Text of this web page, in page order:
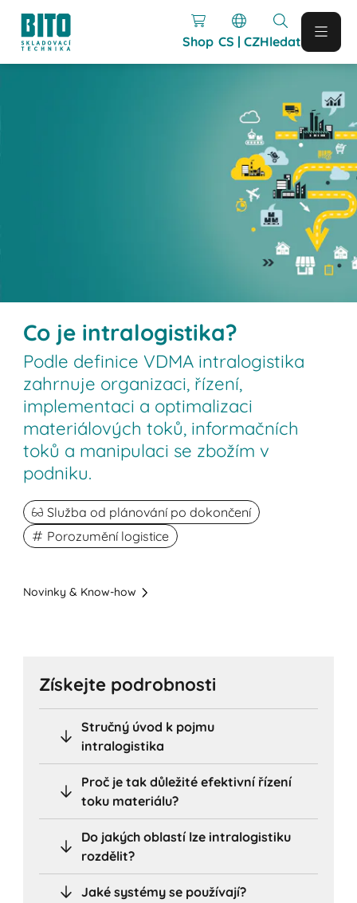
Shop CS | CZHledat
Co je intralogistika?
Podle definice VDMA intralogistika
zahrnuje organizaci, řízení,
implementaci a optimalizaci
materiálových toků, informačních
toků a manipulaci se zbožím v
podniku.
Služba od plánování po dokončení
Porozumění logistice
Novinky & Know-how
Získejte podrobnosti
Stručný úvod k pojmu
intralogistika
Proč je tak důležité efektivní řízení
toku materiálu?
Do jakých oblastí lze intralogistiku
rozdělit?
Jaké systémy se používají?